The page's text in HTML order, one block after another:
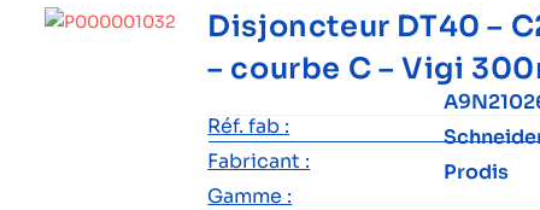
Disjoncteur DT40 –
– courbe C – Vigi
Réf. fab :
Fabricant :
Gamme :
Prodis